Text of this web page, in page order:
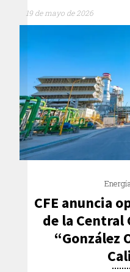
19 de mayo de 2026
CFE anuncia
de la Central
“González